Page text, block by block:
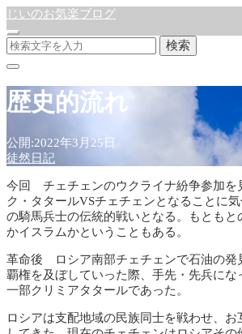
じいのお気楽ブログ
検索
歴史的流れ
公開:2022年3月25日
徒然日記
今回 チェチェンのウクライナ紛争参加を
ク・タタールVSチェチェンとなることに
の騎馬兵士の伝統的戦いとなる。もともと
かイスラムかということもある。
革命後 ロシア南部チェチェンで石油の発
覇権を及ぼしていった際、手先・先兵にな
一部クリミアタタールであった。
ロシアは支配地域の民族同士を戦わせ、